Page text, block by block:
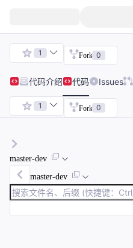
1 Fork 0
代码介绍 代码 Issues
1 Fork 0
master-dev
master-dev